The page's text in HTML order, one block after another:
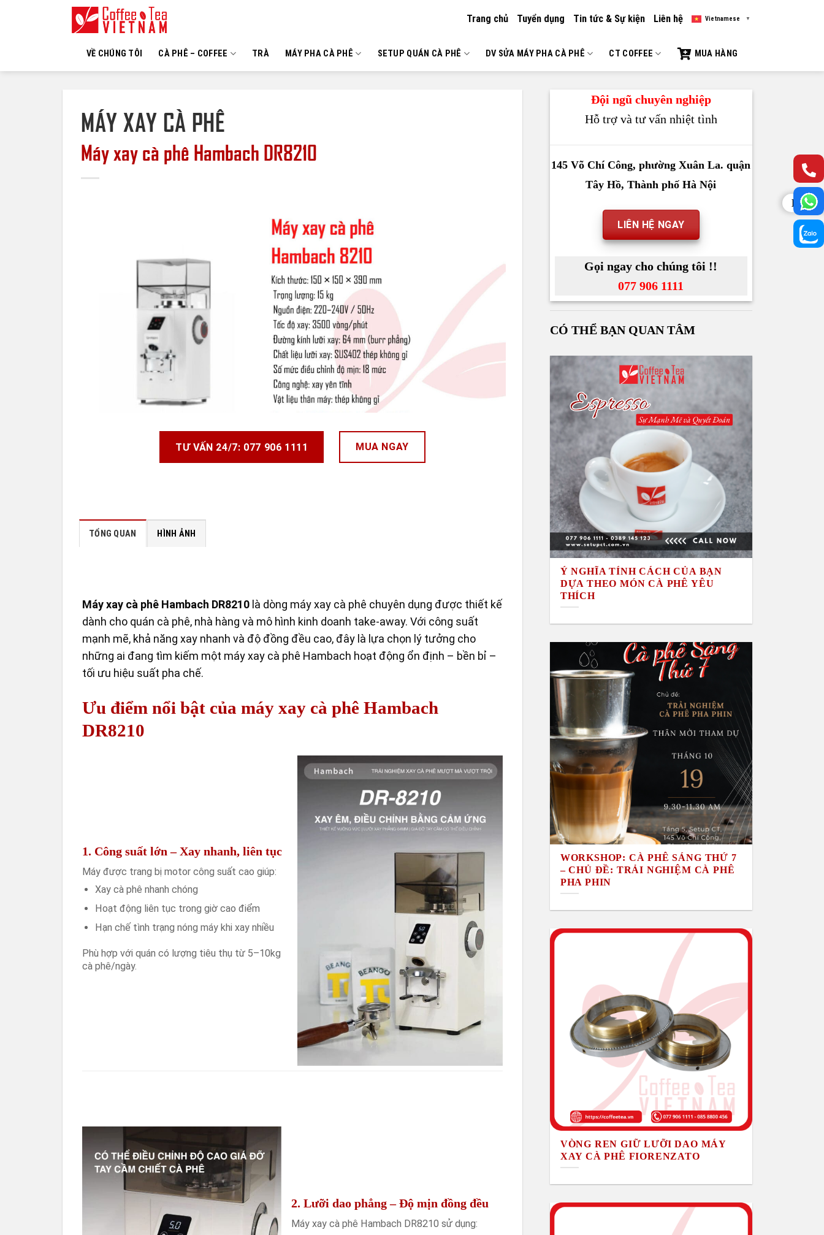
Trang chủ Tuyển dụng Tin tức & Sự kiện Liên hệ Vietnamese ▼
VỀ CHÚNG TÔI CÀ PHÊ – COFFEE TRÀ MÁY PHA CÀ PHÊ SETUP QUÁN CÀ PHÊ DV SỬA MÁY PHA CÀ PHÊ CT COFFEE MUA HÀNG
MÁY XAY CÀ PHÊ
Máy xay cà phê Hambach DR8210
TƯ VẤN 24/7: 077 906 1111 MUA NGAY
TỔNG QUAN HÌNH ẢNH
Máy xay cà phê Hambach DR8210 là dòng máy xay cà phê chuyên dụng được thiết kế
dành cho quán cà phê, nhà hàng và mô hình kinh doanh take-away. Với công suất
mạnh mẽ, khả năng xay nhanh và độ đồng đều cao, đây là lựa chọn lý tưởng cho
những ai đang tìm kiếm một máy xay cà phê Hambach hoạt động ổn định – bền bỉ –
tối ưu hiệu suất pha chế.
Ưu điểm nổi bật của máy xay cà phê Hambach
DR8210
1. Công suất lớn – Xay nhanh, liên tục
Máy được trang bị motor công suất cao giúp:
Xay cà phê nhanh chóng
Hoạt động liên tục trong giờ cao điểm
Hạn chế tình trạng nóng máy khi xay nhiều
Phù hợp với quán có lượng tiêu thụ từ 5–10kg
cà phê/ngày.
2. Lưỡi dao phẳng – Độ mịn đồng đều
Máy xay cà phê Hambach DR8210 sử dụng:
Đội ngũ chuyên nghiệp
Hỗ trợ và tư vấn nhiệt tình
145 Võ Chí Công, phường Xuân La. quận
Tây Hồ, Thành phố Hà Nội
LIÊN HỆ NGAY
Gọi ngay cho chúng tôi !!
077 906 1111
CÓ THỂ BẠN QUAN TÂM
Ý NGHĨA TÍNH CÁCH CỦA BẠN
DỰA THEO MÓN CÀ PHÊ YÊU
THÍCH
WORKSHOP: CÀ PHÊ SÁNG THỨ 7
– CHỦ ĐỀ: TRẢI NGHIỆM CÀ PHÊ
PHA PHIN
VÒNG REN GIỮ LƯỠI DAO MÁY
XAY CÀ PHÊ FIORENZATO
Liên